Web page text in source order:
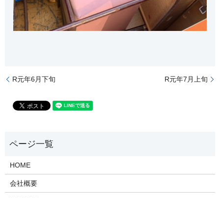
R元年6月下旬 R元年7月上旬
HOME
会社概要